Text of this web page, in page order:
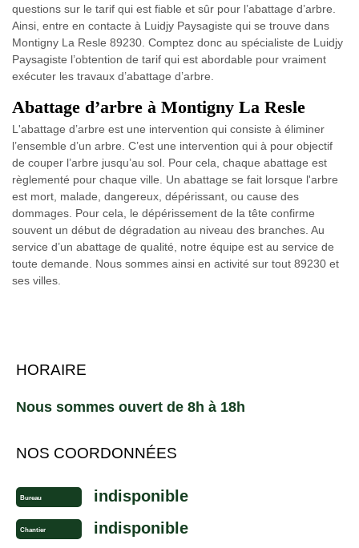
questions sur le tarif qui est fiable et sûr pour l’abattage d’arbre.
Ainsi, entre en contacte à Luidjy Paysagiste qui se trouve dans
Montigny La Resle 89230. Comptez donc au spécialiste de Luidjy
Paysagiste l’obtention de tarif qui est abordable pour vraiment
exécuter les travaux d’abattage d’arbre.
Abattage d’arbre à Montigny La Resle
L'abattage d’arbre est une intervention qui consiste à éliminer
l’ensemble d’un arbre. C’est une intervention qui à pour objectif
de couper l’arbre jusqu’au sol. Pour cela, chaque abattage est
règlementé pour chaque ville. Un abattage se fait lorsque l'arbre
est mort, malade, dangereux, dépérissant, ou cause des
dommages. Pour cela, le dépérissement de la tête confirme
souvent un début de dégradation au niveau des branches. Au
service d’un abattage de qualité, notre équipe est au service de
toute demande. Nous sommes ainsi en activité sur tout 89230 et
ses villes.
HORAIRE
Nous sommes ouvert de 8h à 18h
NOS COORDONNÉES
Bureau indisponible
Chantier indisponible